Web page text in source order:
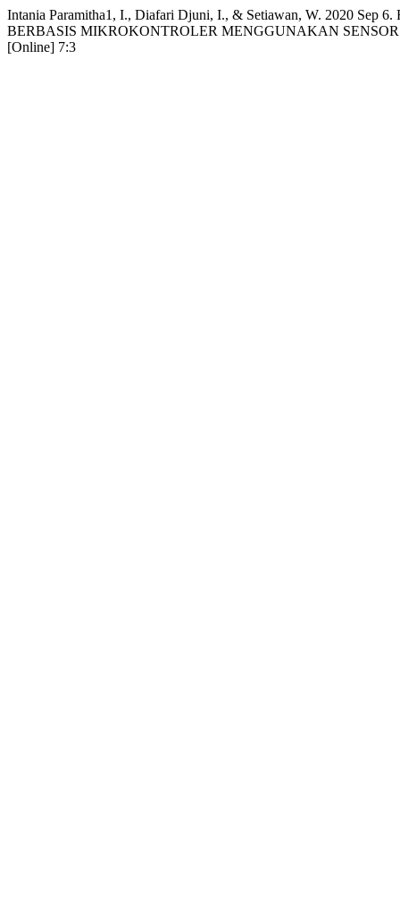
Intania Paramitha1, I., Diafari Djuni, I., & Setiawan, W. 2020
BERBASIS MIKROKONTROLER MENGGUNAKAN
[Online] 7:3